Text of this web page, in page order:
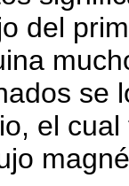
del
se
el